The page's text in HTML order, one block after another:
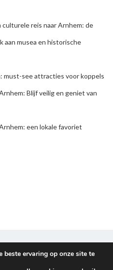
reis naar Arnhem: de
aan musea en historische
must-see attracties voor koppels
Blijf veilig en geniet van
een lokale favoriet
beste ervaring op onze site te